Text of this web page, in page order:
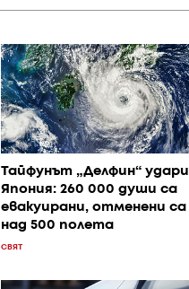
Тайфунът „Делфин“ удари
Япония: 260 000 души са
евакуирани, отменени са
над 500 полета
СВЯТ